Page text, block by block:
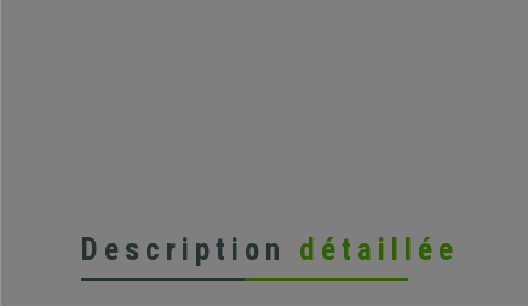
Description détaillée